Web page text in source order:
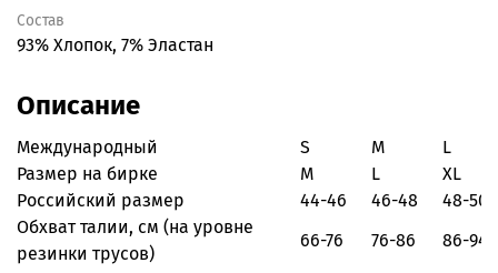
Состав
93% Хлопок, 7% Эластан
Описание
Международный S M
L
Размер на бирке
M L
XL
Российский размер
44-46 46-48
48-50
Обхват талии, см (на уровне
резинки трусов)
66-76 76-86 86-94